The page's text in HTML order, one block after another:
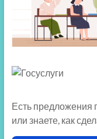
Есть предложения
или знаете, как